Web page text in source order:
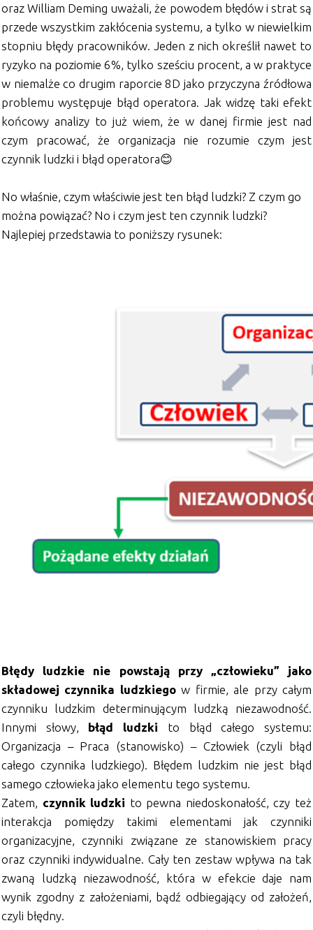
oraz William Deming uważali, że powodem błędów i strat są
przede wszystkim zakłócenia systemu, a tylko w niewielkim
stopniu błędy pracowników. Jeden z nich określił nawet to
ryzyko na poziomie 6%, tylko sześciu procent, a w praktyce
w niemalże co drugim raporcie 8D jako przyczyna źródłowa
problemu występuje błąd operatora. Jak widzę taki efekt
końcowy analizy to już wiem, że w danej firmie jest nad
czym pracować, że organizacja nie rozumie czym jest
czynnik ludzki i błąd operatora😊
No właśnie, czym właściwie jest ten błąd ludzki? Z czym go
można powiązać? No i czym jest ten czynnik ludzki?
Najlepiej przedstawia to poniższy rysunek:
Błędy ludzkie nie powstają przy „człowieku” jako
składowej czynnika ludzkiegow firmie, ale przy całym
czynniku ludzkim determinującym ludzką niezawodność.
Innymi słowy, błąd ludzki to błąd całego systemu:
Organizacja – Praca (stanowisko) – Człowiek (czyli błąd
całego czynnika ludzkiego). Błędem ludzkim nie jest błąd
samego człowieka jako elementu tego systemu.
Zatem, czynnik ludzki to pewna niedoskonałość, czy też
interakcja pomiędzy takimi elementami jak czynniki
organizacyjne, czynniki związane ze stanowiskiem pracy
oraz czynniki indywidualne. Cały ten zestaw wpływa na tak
zwaną ludzką niezawodność, która w efekcie daje nam
wynik zgodny z założeniami, bądź odbiegający od założeń,
czyli błędny.